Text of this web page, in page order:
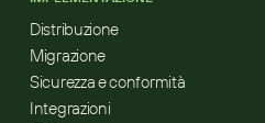
Distribuzione
Migrazione
Sicurezza e conformità
Integrazioni